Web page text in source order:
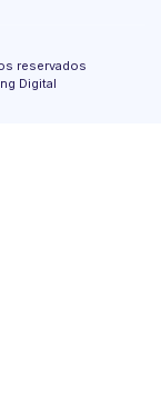
reservados
Digital